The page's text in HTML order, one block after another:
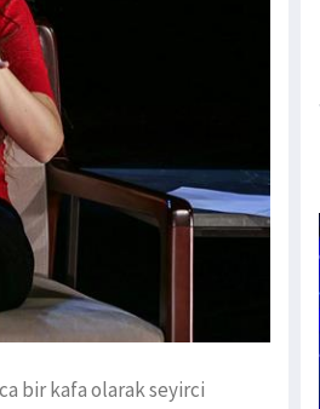
bir kafa olarak seyirci